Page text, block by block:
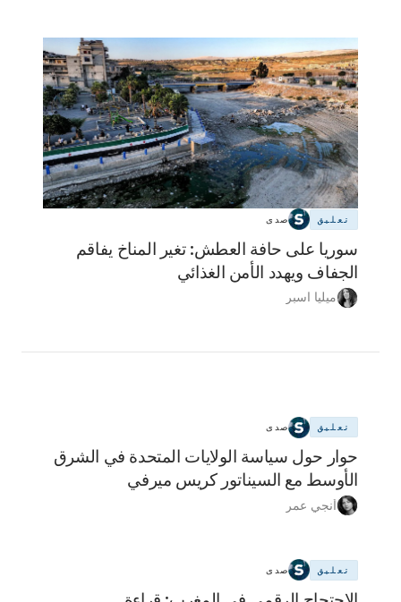
تعليق صدى
سوريا على حافة العطش: تغير المناخ يفاقم
الجفاف ويهدد الأمن الغذائي
ميليا اسبر
تعليق صدى
حوار حول سياسة الولايات المتحدة في الشرق
الأوسط مع السيناتور كريس ميرفي
أنجي عمر
تعليق صدى